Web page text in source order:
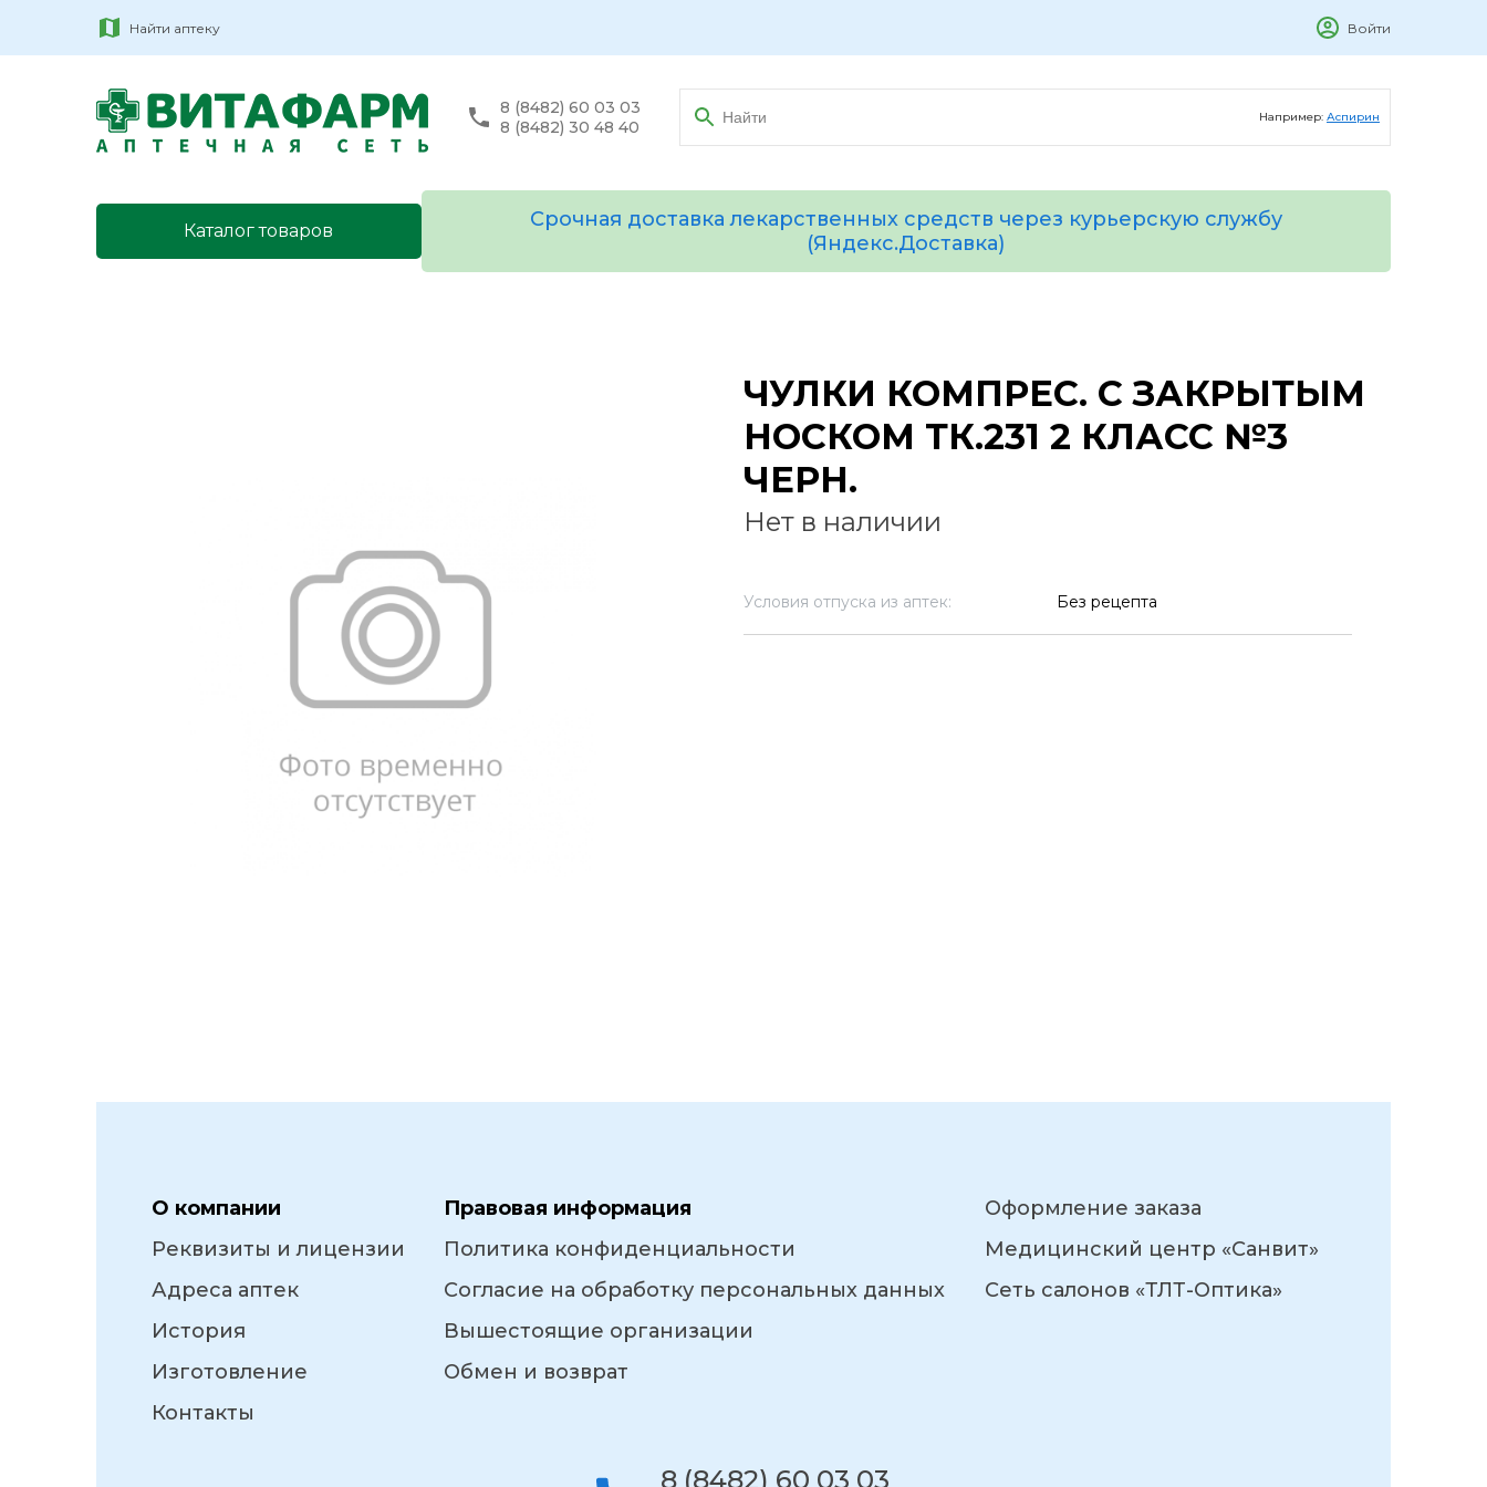
Найти аптеку Войти
8 (8482) 60 03 03
8 (8482) 30 48 40
Например: Аспирин
Каталог товаров
Срочная доставка лекарственных средств через курьерскую службу
(Яндекс.Доставка)
ЧУЛКИ КОМПРЕС. С ЗАКРЫТЫМ
НОСКОМ ТК.231 2 КЛАСС №3
ЧЕРН.
Нет в наличии
Условия отпуска из аптек: Без рецепта
О компании
Реквизиты и лицензии
Адреса аптек
История
Изготовление
Контакты
Правовая информация
Политика конфиденциальности
Согласие на обработку персональных данных
Вышестоящие организации
Обмен и возврат
Оформление заказа
Медицинский центр «Санвит»
Сеть салонов «ТЛТ-Оптика»
8 (8482) 60 03 03